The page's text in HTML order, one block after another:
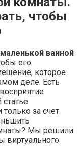
чтобы
ванной
его
которое
деле. Есть
за счет
Мы решили
виртуального